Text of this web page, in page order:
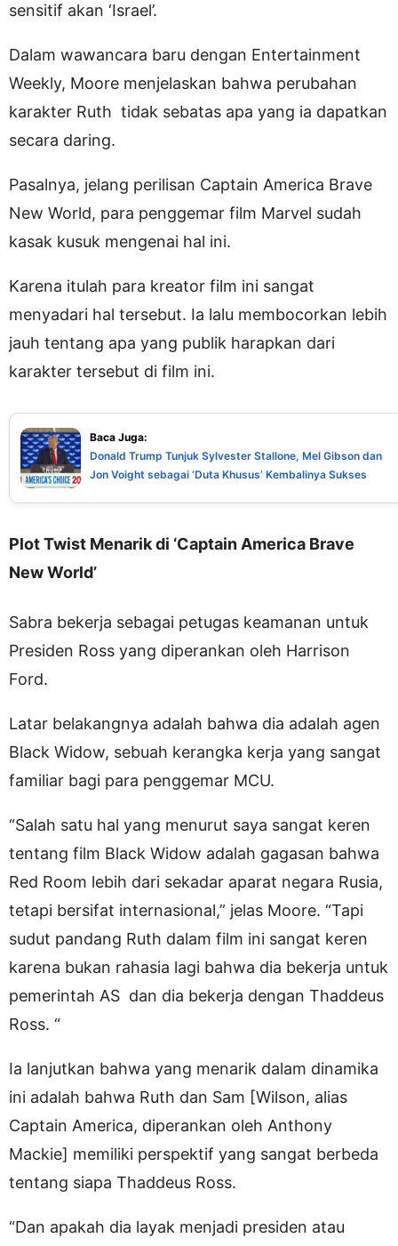
sensitif akan ‘Israel’.
Dalam wawancara baru dengan Entertainment
Weekly, Moore menjelaskan bahwa perubahan
karakter Ruth tidak sebatas apa yang ia dapatkan
secara daring.
Pasalnya, jelang perilisan Captain America Brave
New World, para penggemar film Marvel sudah
kasak kusuk mengenai hal ini.
Karena itulah para kreator film ini sangat
menyadari hal tersebut. Ia lalu membocorkan lebih
jauh tentang apa yang publik harapkan dari
karakter tersebut di film ini.
Baca Juga:
Donald Trump Tunjuk Sylvester Stallone, Mel Gibson dan
Jon Voight sebagai ‘Duta Khusus’ Kembalinya Sukses
Plot Twist Menarik di ‘Captain America Brave
New World’
Sabra bekerja sebagai petugas keamanan untuk
Presiden Ross yang diperankan oleh Harrison
Ford.
Latar belakangnya adalah bahwa dia adalah agen
Black Widow, sebuah kerangka kerja yang sangat
familiar bagi para penggemar MCU.
“Salah satu hal yang menurut saya sangat keren
tentang film Black Widow adalah gagasan bahwa
Red Room lebih dari sekadar aparat negara Rusia,
tetapi bersifat internasional,” jelas Moore. “Tapi
sudut pandang Ruth dalam film ini sangat keren
karena bukan rahasia lagi bahwa dia bekerja untuk
pemerintah AS dan dia bekerja dengan Thaddeus
Ross. “
Ia lanjutkan bahwa yang menarik dalam dinamika
ini adalah bahwa Ruth dan Sam [Wilson, alias
Captain America, diperankan oleh Anthony
Mackie] memiliki perspektif yang sangat berbeda
tentang siapa Thaddeus Ross.
“Dan apakah dia layak menjadi presiden atau